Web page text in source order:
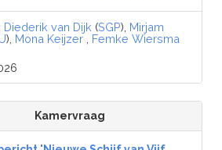
Diederik van Dijk (SGP), Mirjam
), Mona Keijzer
Femke Wiersma
Kamervraag